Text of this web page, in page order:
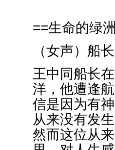
==生命的绿
（女声）船
王中同船长
洋，他遭逢
信是因为有
从来没有发
然而这位从